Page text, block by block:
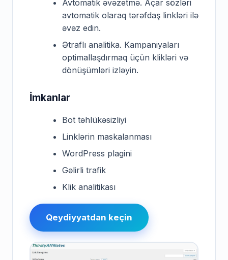
Avtomatik əvəzetmə. Açar sözləri
avtomatik olaraq tərəfdaş linkləri ilə
əvəz edin.
Ətraflı analitika. Kampaniyaları
optimallaşdırmaq üçün klikləri və
dönüşümləri izləyin.
İmkanlar
Bot təhlükəsizliyi
Linklərin maskalanması
WordPress plagini
Gəlirli trafik
Klik analitikası
Qeydiyyatdan keçin